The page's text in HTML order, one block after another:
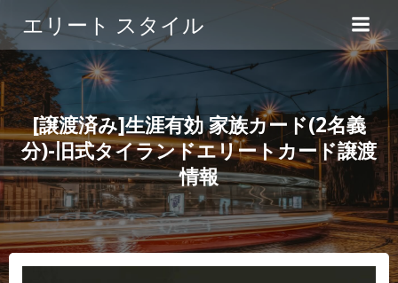
ン
テ
ン
へ
ス
キ
ッ
プ
エリート スタイル
[譲渡済み]生涯有効 家族カード(2名義
分)-旧式タイランドエリートカード譲渡
情報